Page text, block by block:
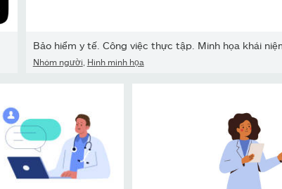
Bảo hiểm y tế. Công việc thực tập. Minh họa khái
Nhóm người Hình minh họa